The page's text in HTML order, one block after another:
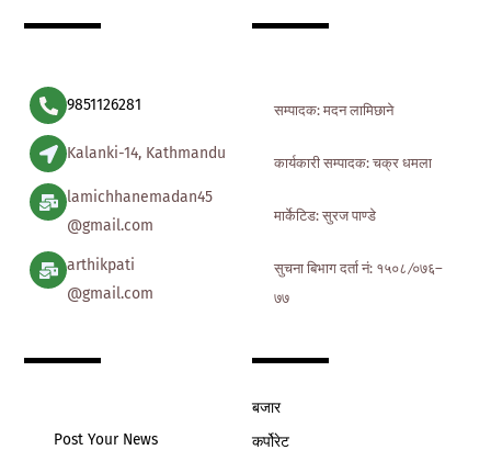
9851126281
Kalanki-14, Kathmandu
lamichhanemadan45
@gmail.com
arthikpati
@gmail.com
सम्पादक: मदन लामिछाने
कार्यकारी सम्पादक: चक्र धमला
मार्केटिड: सुरज पाण्डे
सुचना बिभाग दर्ता नं: १५०८ ∕०७६–
७७
Post Your News
बजार
कर्पोरेट